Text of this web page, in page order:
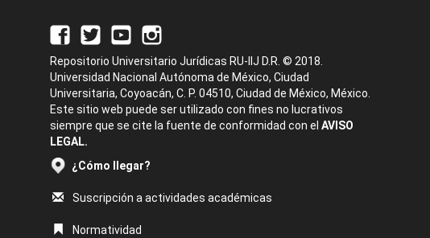
Repositorio Universitario Jurídicas RU-IIJ D.R. © 2018.
Universidad Nacional Autónoma de México, Ciudad
Universitaria, Coyoacán, C. P. 04510, Ciudad de México, México.
Este sitio web puede ser utilizado con fines no lucrativos
siempre que se cite la fuente de conformidad con el AVISO
LEGAL.
¿Cómo llegar?
Suscripción a actividades académicas
Normatividad